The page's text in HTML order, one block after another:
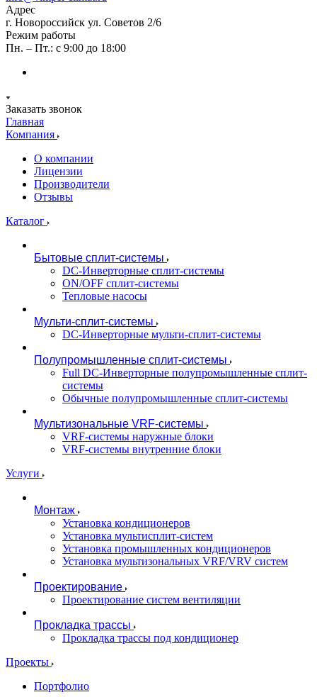
Адрес
г. Новороссийск ул. Советов 2/6
Режим работы
Пн. – Пт.: с 9:00 до 18:00
Заказать звонок
Главная
Компания
О компании
Лицензии
Производители
Отзывы
Каталог
Бытовые сплит-системы
DC-Инверторные сплит-системы
ON/OFF сплит-системы
Тепловые насосы
Мульти-сплит-системы
DC-Инверторные мульти-сплит-системы
Полупромышленные сплит-системы
Full DC-Инверторные полупромышленные сплит-
системы
Обычные полупромышленные сплит-системы
Мультизональные VRF-системы
VRF-системы наружные блоки
VRF-системы внутренние блоки
Услуги
Монтаж
Установка кондиционеров
Установка мультисплит-систем
Установка промышленных кондиционеров
Установка мультизональных VRF/VRV систем
Проектирование
Проектирование систем вентиляции
Прокладка трассы
Прокладка трассы под кондиционер
Проекты
Портфолио